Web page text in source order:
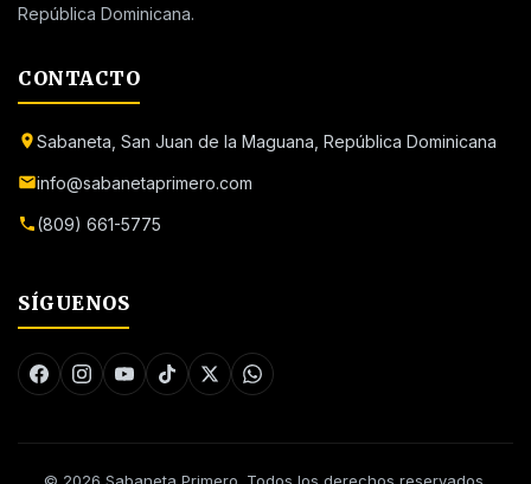
República Dominicana.
CONTACTO
Sabaneta, San Juan de la Maguana, República Dominicana
info@sabanetaprimero.com
(809) 661-5775
SÍGUENOS